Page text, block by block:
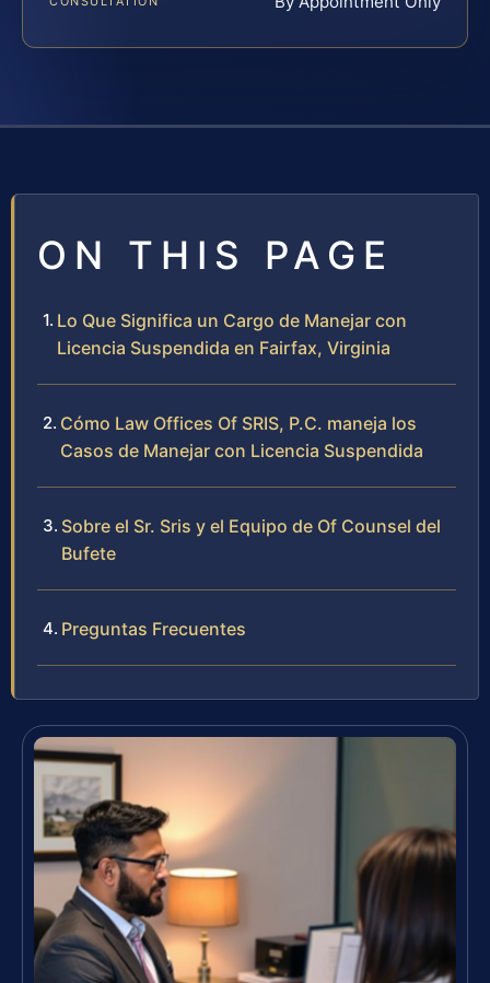
ON THIS PAGE
Lo Que Significa un Cargo de Manejar con
Licencia Suspendida en Fairfax, Virginia
Cómo Law Offices Of SRIS, P.C. maneja los
Casos de Manejar con Licencia Suspendida
Sobre el Sr. Sris y el Equipo de Of Counsel del
Bufete
Preguntas Frecuentes